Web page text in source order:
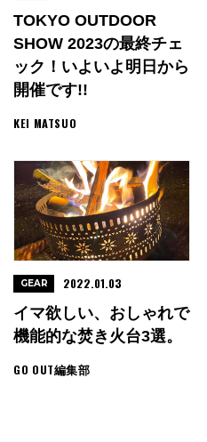
TOKYO OUTDOOR
SHOW 2023の最終チェ
ック！いよいよ明日から
開催です!!
KEI MATSUO
イマ欲しい、おしゃれで
機能的な焚き火台3選。
GO OUT編集部
GEAR 2022.01.03